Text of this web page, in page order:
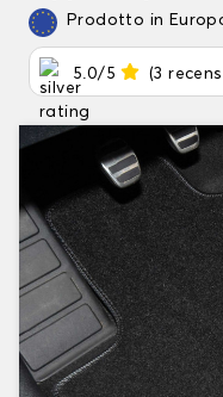
Prodotto in
5.0/5 (3